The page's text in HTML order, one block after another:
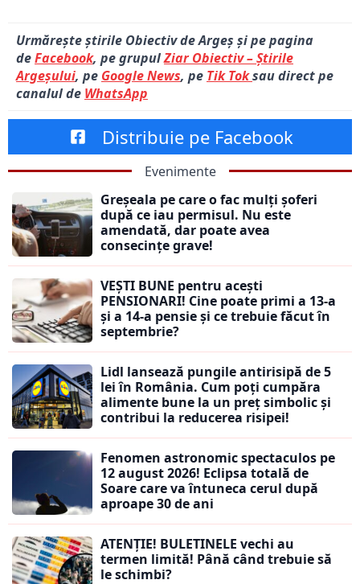
Urmărește știrile Obiectiv de Argeș și pe pagina
deFacebook, pe grupulZiar Obiectiv – Știrile
Argeșului, pe Google News, pe Tik Toksau direct pe
canalul de WhatsApp
Distribuie pe Facebook
Evenimente
Greșeala pe care o fac mulți șoferi
după ce iau permisul. Nu este
amendată, dar poate avea
consecințe grave!
VEȘTI BUNE pentru acești
PENSIONARI! Cine poate primi a 13-a
și a 14-a pensie și ce trebuie făcut în
septembrie?
Lidl lansează pungile antirisipă de 5
lei în România. Cum poți cumpăra
alimente bune la un preț simbolic și
contribui la reducerea risipei!
Fenomen astronomic spectaculos pe
12 august 2026! Eclipsa totală de
Soare care va întuneca cerul după
aproape 30 de ani
ATENȚIE! BULETINELE vechi au
termen limită! Până când trebuie să
le schimbi?